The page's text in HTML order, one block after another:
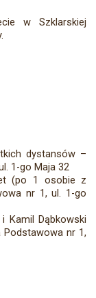
w Szklarskiej
dystansów –
1-go Maja 32
(po 1 osobie z
nr 1, ul. 1-go
Kamil Dąbkowski
Podstawowa nr 1,